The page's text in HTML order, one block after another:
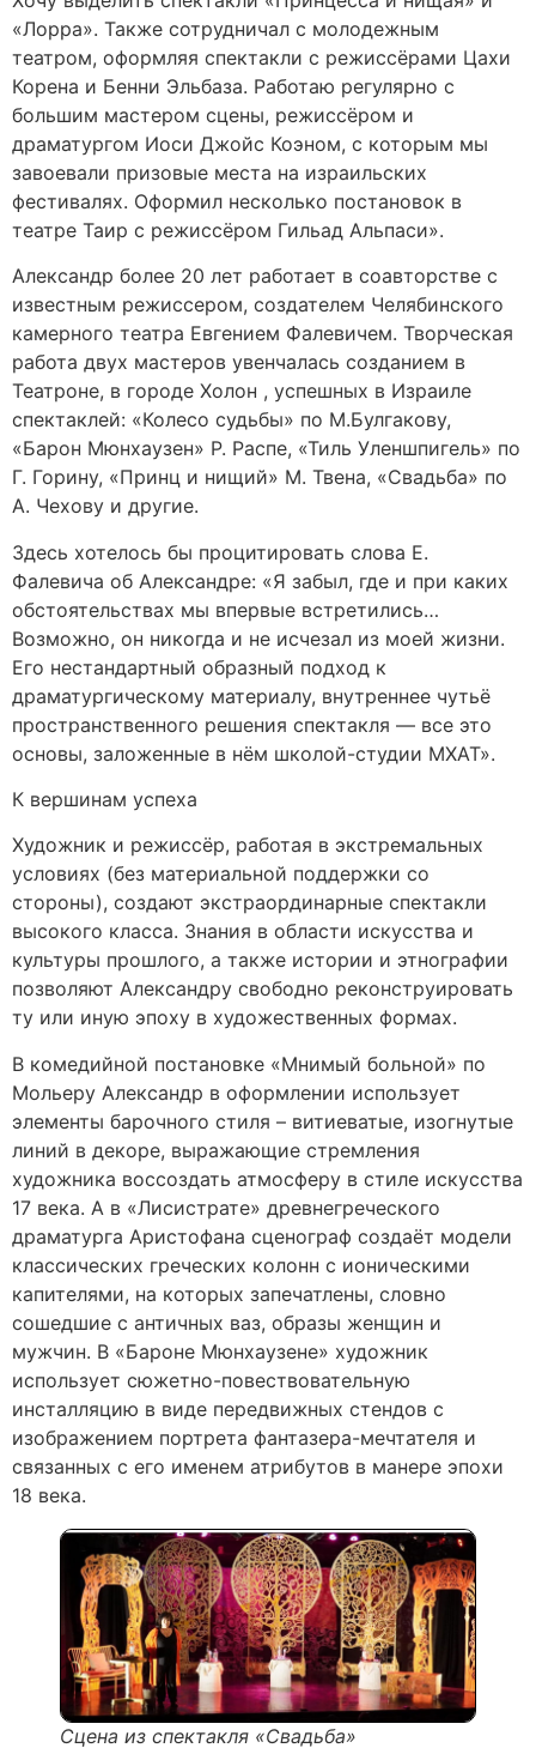
«Лорра». Также сотрудничал с молодежным
театром, оформляя спектакли с режиссёрами Цахи
Корена и Бенни Эльбаза. Работаю регулярно с
большим мастером сцены, режиссёром и
драматургом Иоси Джойс Коэном, с которым мы
завоевали призовые места на израильских
фестивалях. Оформил несколько постановок в
театре Таир с режиссёром Гильад Альпаси».
Александр более 20 лет работает в соавторстве с
известным режиссером, создателем Челябинского
камерного театра Евгением Фалевичем. Творческая
работа двух мастеров увенчалась созданием в
Театроне, в городе Холон , успешных в Израиле
спектаклей: «Колесо судьбы» по М.Булгакову,
«Барон Мюнхаузен» Р. Распе, «Тиль Уленшпигель» по
Г. Горину, «Принц и нищий» М. Твена, «Свадьба» по
А. Чехову и другие.
Здесь хотелось бы процитировать слова Е.
Фалевича об Александре: «Я забыл, где и при каких
обстоятельствах мы впервые встретились…
Возможно, он никогда и не исчезал из моей жизни.
Его нестандартный образный подход к
драматургическому материалу, внутреннее чутьё
пространственного решения спектакля — все это
основы, заложенные в нём школой-студии МХАТ».
К вершинам успеха
Художник и режиссёр, работая в экстремальных
условиях (без материальной поддержки со
стороны), создают экстраординарные спектакли
высокого класса. Знания в области искусства и
культуры прошлого, а также истории и этнографии
позволяют Александру свободно реконструировать
ту или иную эпоху в художественных формах.
В комедийной постановке «Мнимый больной» по
Мольеру Александр в оформлении использует
элементы барочного стиля – витиеватые, изогнутые
линий в декоре, выражающие стремления
художника воссоздать атмосферу в стиле искусства
17 века. А в «Лисистрате» древнегреческого
драматурга Аристофана сценограф создаёт модели
классических греческих колонн с ионическими
капителями, на которых запечатлены, словно
сошедшие с античных ваз, образы женщин и
мужчин. В «Бароне Мюнхаузене» художник
использует сюжетно-повествовательную
инсталляцию в виде передвижных стендов с
изображением портрета фантазера-мечтателя и
связанных с его именем атрибутов в манере эпохи
18 века.
Сцена из спектакля «Свадьба»